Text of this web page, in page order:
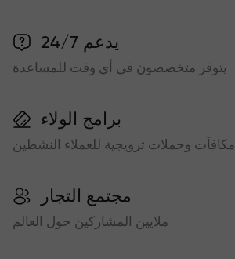
يدعم 24/7
يتوفر متخصصون في أي وقت للمساعدة
برامج الولاء
مكافآت وحملات ترويجية للعملاء النشطين
مجتمع التجار
ملايين المشاركين حول العالم